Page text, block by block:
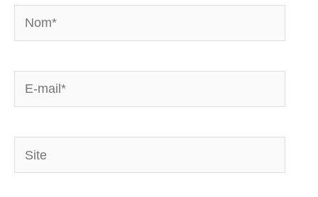
Nom*
E-
mail*
Site